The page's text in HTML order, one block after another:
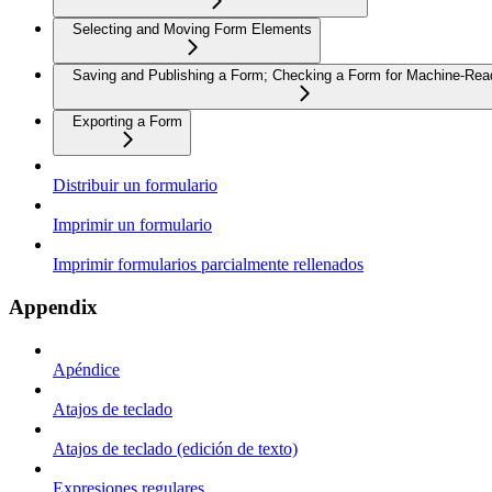
Selecting and Moving Form Elements
Saving and Publishing a Form; Checking a Form for Machine-
Exporting a Form
Distribuir un formulario
Imprimir un formulario
Imprimir formularios parcialmente rellenados
Appendix
Apéndice
Atajos de teclado
Atajos de teclado (edición de texto)
Expresiones regulares